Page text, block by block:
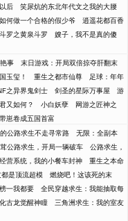
后
笑尿炕的东北年代文之我的大腰
如何做一个合格的假少爷
逍遥花都百香
斗罗之黄泉斗罗
嫂子，我不是真的傻
事
末日游戏：开局双倍掠夺肝翻末
玉玺！ 重生之都市仙尊
足球：年年
之异界鬼剑士 剑圣的星际万事屋
游
又如何？ 小白妖孽
网游之匠神之
崽卷成五国首富
公路求生不走寻常路
无限：全副本
公路求生，开局一辆破车
公路求生，
营系统，我的小餐车封神
重生之本命
是顶流超模
燃烧吧！这该死的末
一我都要
全民穿越求生：我能抽取每
古龙觉醒神瞳
三角洲求生：我的室友